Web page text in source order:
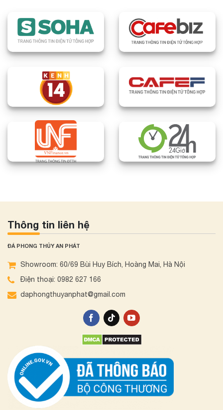
Thông tin liên hệ
ĐÁ PHONG THỦY AN PHÁT
Showroom: 60/69 Bùi Huy Bích, Hoàng Mai, Hà Nội
Điện thoại: 0982 627 166
daphongthuyanphat@gmail.com